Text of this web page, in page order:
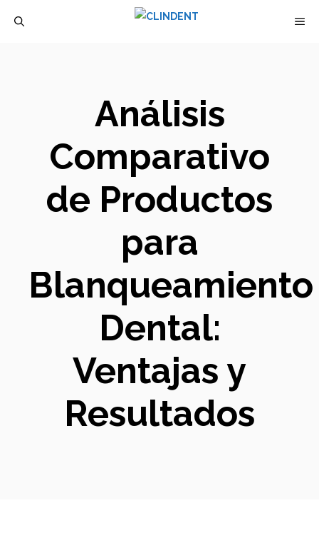
Análisis
Comparativo
de Productos
para
Blanqueamiento
Dental:
Ventajas y
Resultados